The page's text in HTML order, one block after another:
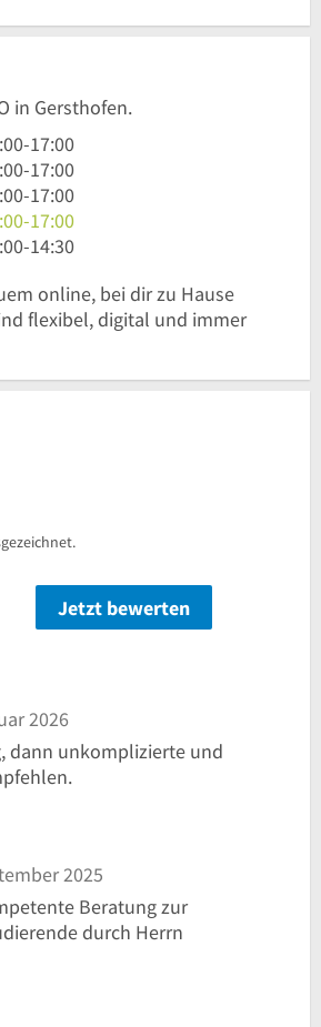
in Gersthofen.
-17:00
-17:00
-17:00
-17:00
-14:30
online, bei dir zu Hause
flexibel, digital und immer
Jetzt bewerten
2026
dann unkomplizierte und
2025
Beratung zur
durch Herrn